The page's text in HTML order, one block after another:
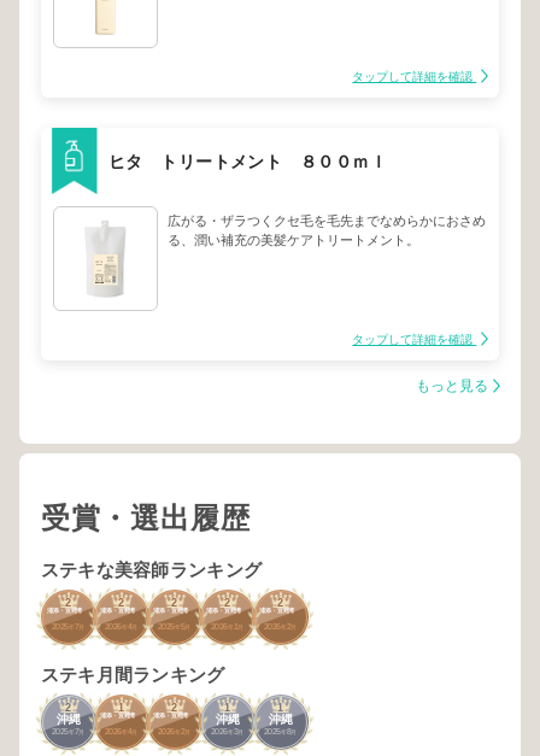
タップして詳細を確認
ヒタ トリートメント ８００ｍｌ
広がる・ザラつくクセ毛を毛先までなめらかにおさめ
る、潤い補充の美髪ケアトリートメント。
タップして詳細を確認
もっと見る
受賞・選出履歴
ステキな美容師ランキング
2
浦添・宜野湾
2025年 7
2
浦添・宜野湾
2026年 4
2
浦添・宜野湾
2025年 5月
2
浦添・宜野湾
2026年 1
2
浦添・宜野湾
2026年 2月
ステキ月間ランキング
2
沖縄
2025年 7 月
1
浦添・宜野湾
2026年 4
2
浦添・宜野湾
2026年 2月
1
沖縄
2026年 3月
1
沖縄
2025年 8月